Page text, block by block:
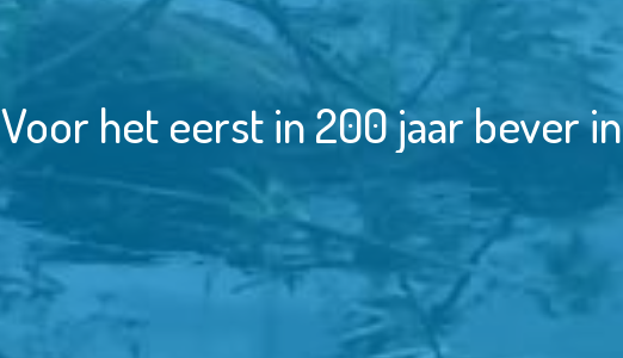
Voor het eerst in 200 jaar bever